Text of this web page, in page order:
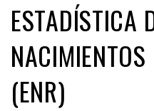
ESTADÍSTICA
(ENR)